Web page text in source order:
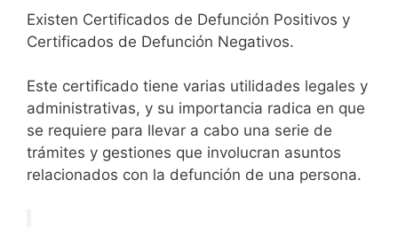
Existen Certificados de Defunción Positivos y
Certificados de Defunción Negativos.
Este certificado tiene varias utilidades legales y
administrativas, y su importancia radica en que
se requiere para llevar a cabo una serie de
trámites y gestiones que involucran asuntos
relacionados con la defunción de una persona.